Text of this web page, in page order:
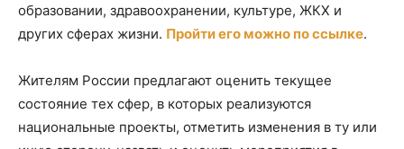
образовании, здравоохранении, культуре, ЖКХ и
других сферах жизни. Пройти его можно по ссылке.
Жителям России предлагают оценить текущее
состояние тех сфер, в которых реализуются
национальные проекты, отметить изменения в ту или